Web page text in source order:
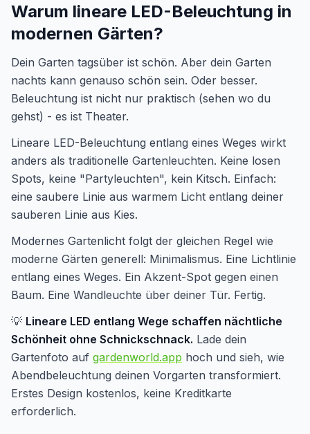
Warum lineare LED-Beleuchtung in
modernen Gärten?
Dein Garten tagsüber ist schön. Aber dein Garten
nachts kann genauso schön sein. Oder besser.
Beleuchtung ist nicht nur praktisch (sehen wo du
gehst) - es ist Theater.
Lineare LED-Beleuchtung entlang eines Weges wirkt
anders als traditionelle Gartenleuchten. Keine losen
Spots, keine "Partyleuchten", kein Kitsch. Einfach:
eine saubere Linie aus warmem Licht entlang deiner
sauberen Linie aus Kies.
Modernes Gartenlicht folgt der gleichen Regel wie
moderne Gärten generell: Minimalismus. Eine Lichtlinie
entlang eines Weges. Ein Akzent-Spot gegen einen
Baum. Eine Wandleuchte über deiner Tür. Fertig.
💡 Lineare LED entlang Wege schaffen nächtliche
Schönheit ohne Schnickschnack. Lade dein
Gartenfoto auf gardenworld.app hoch und sieh, wie
Abendbeleuchtung deinen Vorgarten transformiert.
Erstes Design kostenlos, keine Kreditkarte
erforderlich.